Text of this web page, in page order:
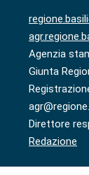
Agenzia
Giunta
Direttore
Redazione